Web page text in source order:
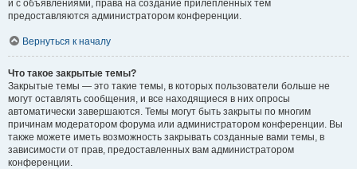
и с объявлениями, права на создание прилепленных тем
предоставляются администратором конференции.
Вернуться к началу
Что такое закрытые темы?
Закрытые темы — это такие темы, в которых пользователи больше не
могут оставлять сообщения, и все находящиеся в них опросы
автоматически завершаются. Темы могут быть закрыты по многим
причинам модератором форума или администратором конференции. Вы
также можете иметь возможность закрывать созданные вами темы, в
зависимости от прав, предоставленных вам администратором
конференции.